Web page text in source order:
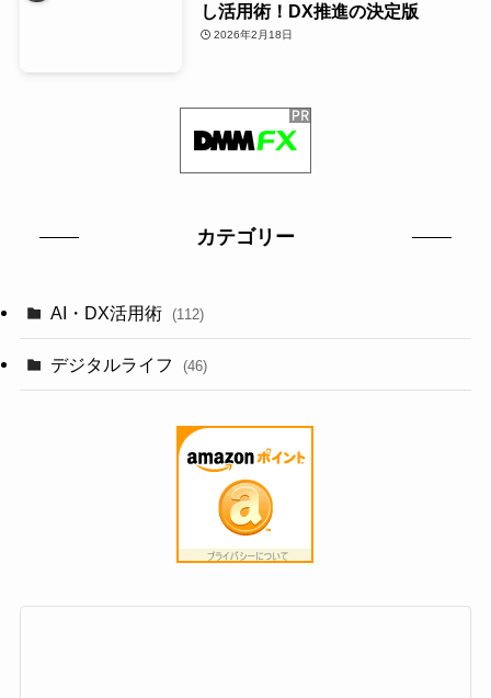
し活用術！DX推進の決定版
2026年2月18日
カテゴリー
AI・DX活用術 (112)
デジタルライフ (46)